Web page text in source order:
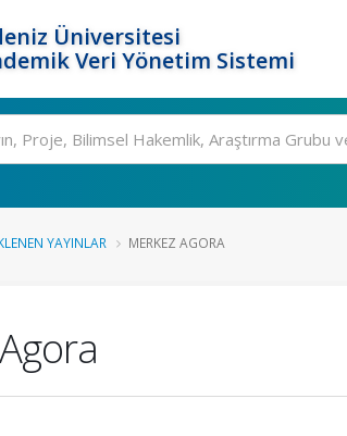
Üniversitesi
Veri Yönetim Sistemi
YAYINLAR MERKEZ AGORA